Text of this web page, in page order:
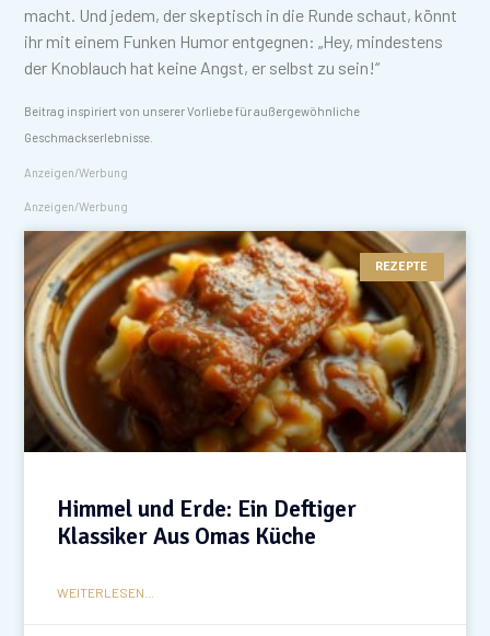
macht. Und jedem, der skeptisch in die Runde schaut, könnt
ihr mit einem Funken Humor entgegnen: „Hey, mindestens
der Knoblauch hat keine Angst, er selbst zu sein!“
Beitrag inspiriert von unserer Vorliebe für außergewöhnliche
Geschmackserlebnisse.
Anzeigen/Werbung
Anzeigen/Werbung
REZEPTE
Himmel und Erde: Ein Deftiger
Klassiker Aus Omas Küche
WEITERLESEN...